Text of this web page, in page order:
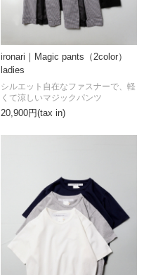
ironari｜Magic pants（2color）
ladies
20,900円(tax in)
シルエット自在なファスナーで、軽
くて涼しいマジックパンツ